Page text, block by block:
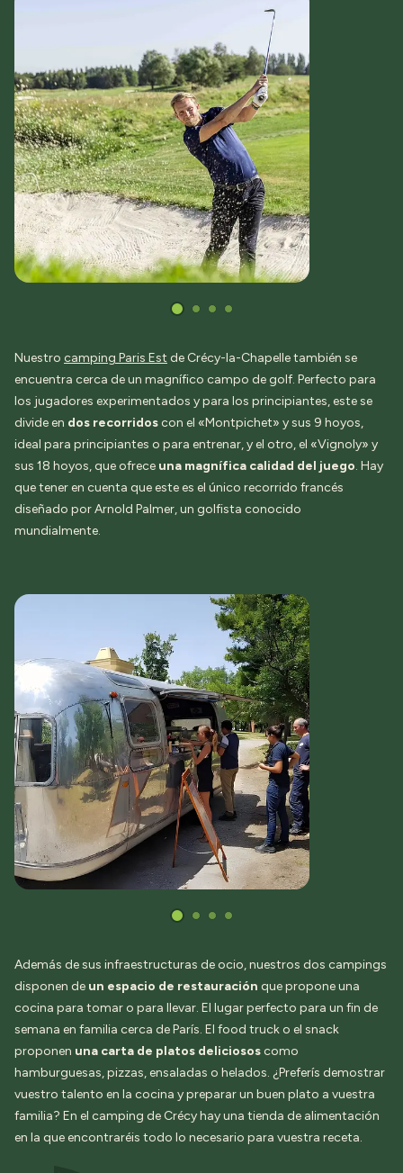
Nuestro camping Paris Est de Crécy-la-Chapelle también se
encuentra cerca de un magnífico campo de golf. Perfecto para
los jugadores experimentados y para los principiantes, este se
divide en dos recorridoscon el «Montpichet» y sus 9 hoyos,
ideal para principiantes o para entrenar, y el otro, el «Vignoly» y
sus 18 hoyos, que ofrece una magnífica calidad del juego. Hay
que tener en cuenta que este es el único recorrido francés
diseñado por Arnold Palmer, un golfista conocido
mundialmente.
Además de sus infraestructuras de ocio, nuestros dos campings
disponen de un espacio de restauración que propone una
cocina para tomar o para llevar. El lugar perfecto para un fin de
semana en familia cerca de París. El food truck o el snack
proponen una carta de platos deliciososcomo
hamburguesas, pizzas, ensaladas o helados. ¿Preferís demostrar
vuestro talento en la cocina y preparar un buen plato a vuestra
familia? En el camping de Crécy hay una tienda de alimentación
en la que encontraréis todo lo necesario para vuestra receta.